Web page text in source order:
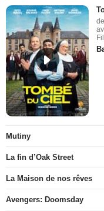
Mutiny
La fin d’Oak Street
La Maison de nos rêves
Avengers: Doomsday